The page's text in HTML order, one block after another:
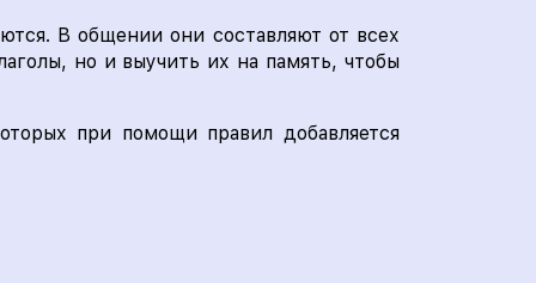
В общении они составляют от всех
но и выучить их на память, чтобы
при помощи правил добавляется